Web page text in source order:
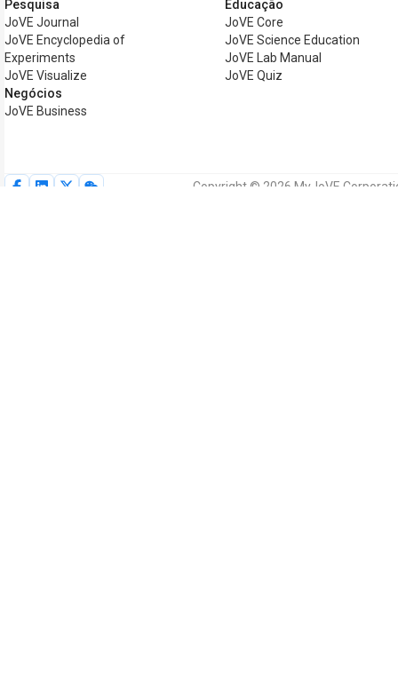
Pesquisa
JoVE Journal
JoVE Encyclopedia of
Experiments
JoVE Visualize
Negócios
JoVE Business
Educação
JoVE Core
JoVE Science Education
JoVE Lab Manual
JoVE Quiz
Copyright © 2026 MyJoVE